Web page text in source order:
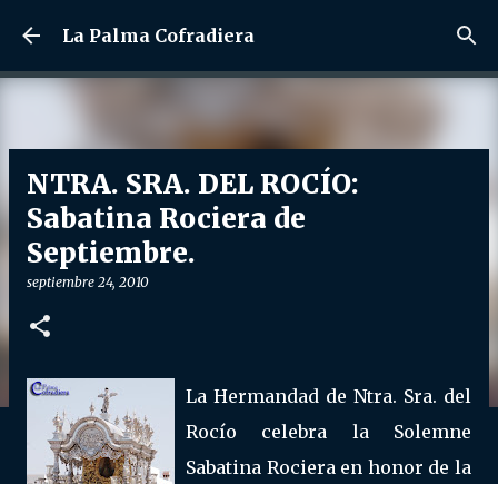
Ir al contenido principal
La Palma Cofradiera
NTRA. SRA. DEL ROCÍO:
Sabatina Rociera de
Septiembre.
septiembre 24, 2010
La Hermandad de Ntra. Sra. del
Rocío celebra la Solemne
Sabatina Rociera en honor de la